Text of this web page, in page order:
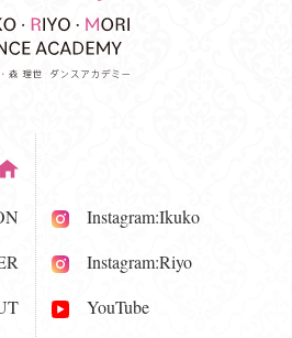
Instagram:Ikuko
Instagram:Riyo
YouTube